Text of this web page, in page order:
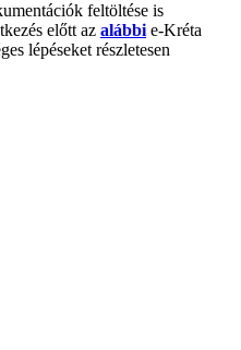
feltöltése is
előtt az alábbie-Kréta
lépéseket részletesen